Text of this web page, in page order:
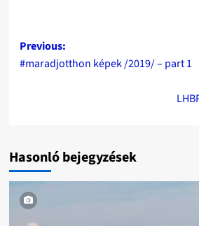
Post
navigation
Previous:
#maradjotthon képek /2019/ – part 1
Hasonló bejegyzések